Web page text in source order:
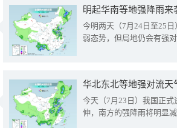
明起华南等地强降雨
今明两天（7月24日至25
弱态势，但局地仍会有强
华北东北等地强对流天
今天（7月23日）我国正
伸，南方的强降雨将明显